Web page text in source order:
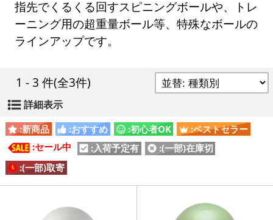
指先でくるくる回すスピニングボールや、トレ
ーニング用の超重量ボール等、特殊なボールの
ラインアップです。
1 - 3 件(全3件)
詳細表示
:新商品 :おすすめ :初心者OK
:ベストセラー
:セール中
:入荷予定有
:(一部)在庫切
:(一部)取寄